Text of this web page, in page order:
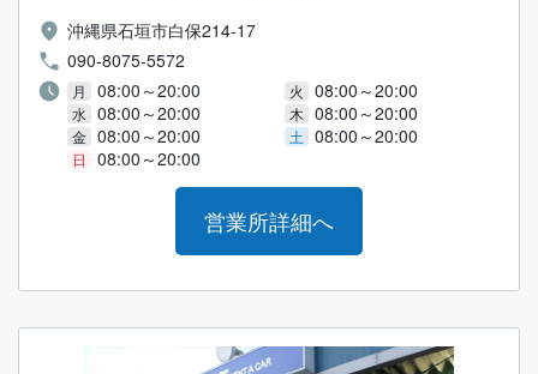
沖縄県石垣市白保214-17
090-8075-5572
月 08:00～20:00 火 08:00～20:00
水 08:00～20:00 木 08:00～20:00
金 08:00～20:00 土 08:00～20:00
日 08:00～20:00
営業所詳細へ